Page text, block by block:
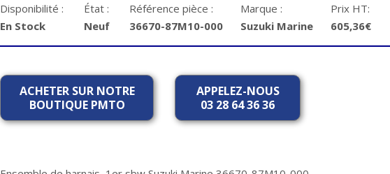
Disponibilité :
En Stock
État :
Neuf
Référence pièce :
36670-87M10-000
Marque :
Suzuki Marine
Prix HT:
605,36€
ACHETER SUR NOTRE
BOUTIQUE PMTO
APPELEZ-NOUS
03 28 64 36 36